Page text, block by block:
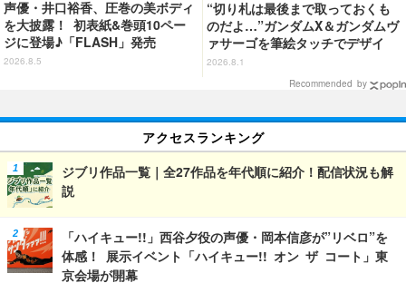
声優・井口裕香、圧巻の美ボディ
を大披露！ 初表紙&巻頭10ペー
ジに登場♪「FLASH」発売
2026.8.5
“切り札は最後まで取っておくも
のだよ…”ガンダムX＆ガンダムヴ
ァサーゴを筆絵タッチでデザイ
ン！「ガンダムX」Tシャツ発売
2026.8.1
Recommended by
アクセスランキング
ジブリ作品一覧｜全27作品を年代順に紹介！配信状況も解
説
「ハイキュー!!」西谷夕役の声優・岡本信彦が”リベロ”を
体感！ 展示イベント「ハイキュー!! オン ザ コート」東
京会場が開幕